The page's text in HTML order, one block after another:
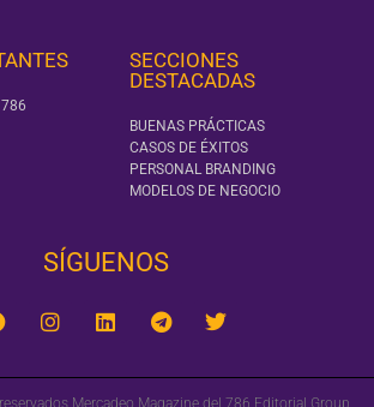
786
SECCIONES
DESTACADAS
BUENAS PRÁCTICAS
CASOS DE ÉXITOS
PERSONAL BRANDING
MODELOS DE NEGOCIO
SÍGUENOS‎